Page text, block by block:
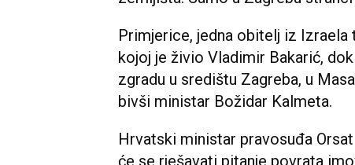
Primjerice, jedna obitelj iz Izraela
kojoj je živio Vladimir Bakarić,
zgradu u središtu Zagreba, u
bivši ministar Božidar Kalmeta.
Hrvatski ministar pravosuđa
će se rješavati pitanje povrata